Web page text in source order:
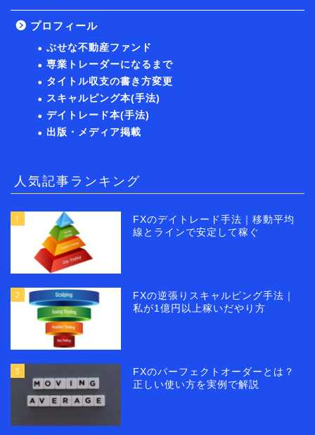
プロフィール
ぶせな不動産ファンド
専業トレーダーになるまで
タイトル収支の書き方変更
スキャルピング本(手法)
デイトレード本(手法)
出版・メディア掲載
人気記事ランキング
1
FXのデイトレード手法｜移動平均
線とラインで安定して稼ぐ
2
FXの逆張りスキャルピング手法｜
私が1億円以上稼いだやり方
3
FXのパーフェクトオーダーとは？
正しい使い方を実例で解説